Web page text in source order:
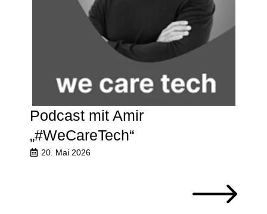
Podcast mit Amir
„#WeCareTech“
20. Mai 2026